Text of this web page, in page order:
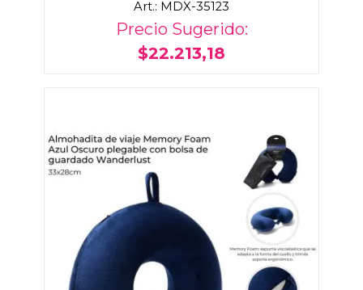
Art.: MDX-35123
Precio Sugerido:
$22.213,18